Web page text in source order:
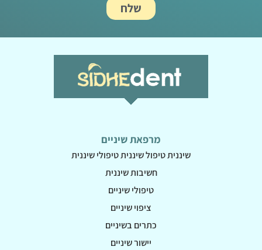
שלח
מרפאת שיניים
שיננית טיפול שיננית טיפולי שיננית
חשיבות שיננית
טיפולי שיניים
ציפוי שיניים
כתרים בשיניים
יישור שיניים